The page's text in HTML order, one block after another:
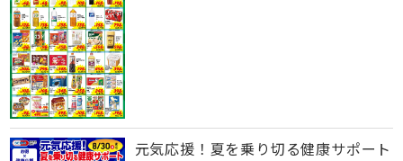
元気応援！夏を乗り切る健康サポート